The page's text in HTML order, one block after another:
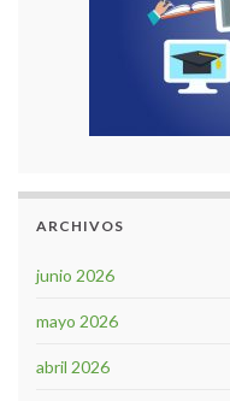
ARCHIVOS
junio 2026
mayo 2026
abril 2026